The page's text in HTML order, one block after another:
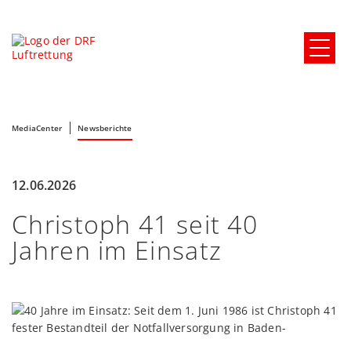
MediaCenter Newsberichte
12.06.2026
Christoph 41 seit 40
Jahren im Einsatz